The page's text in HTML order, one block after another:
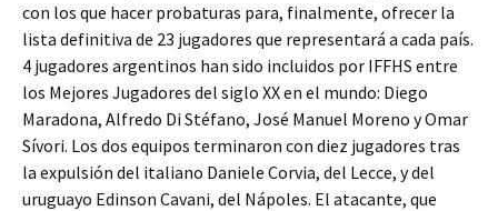
con los que hacer probaturas para, finalmente, ofrecer la
lista definitiva de 23 jugadores que representará a cada país.
4 jugadores argentinos han sido incluidos por IFFHS entre
los Mejores Jugadores del siglo XX en el mundo: Diego
Maradona, Alfredo Di Stéfano, José Manuel Moreno y Omar
Sívori. Los dos equipos terminaron con diez jugadores tras
la expulsión del italiano Daniele Corvia, del Lecce, y del
uruguayo Edinson Cavani, del Nápoles. El atacante, que